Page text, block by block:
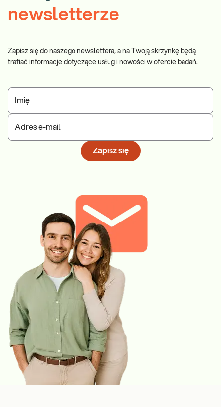
newsletterze
Zapisz się do naszego newslettera, a na Twoją skrzynkę będą
trafiać informacje dotyczące usług i nowości w ofercie badań.
Imię
Adres e-mail
Zapisz się